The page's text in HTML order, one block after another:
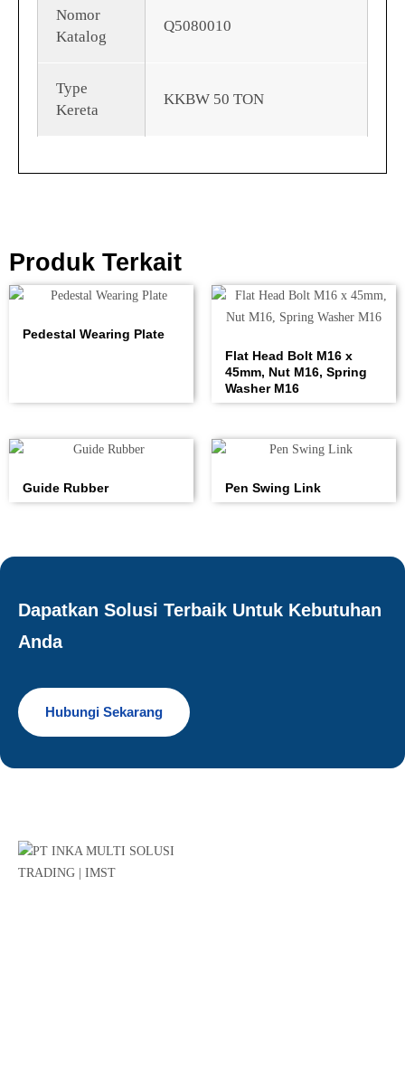
Nomor
Katalog
Q5080010
Type
Kereta
KKBW 50 TON
Produk Terkait
Pedestal Wearing Plate
Flat Head Bolt M16 x
45mm, Nut M16, Spring
Washer M16
Guide Rubber Pen Swing Link
Dapatkan Solusi Terbaik Untuk Kebutuhan
Anda
Hubungi Sekarang